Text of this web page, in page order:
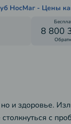
НосМаг - Цены
8 800
и здоровье.
с